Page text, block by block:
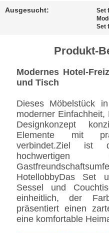
Ausgesucht: Set
Set
Produkt-
Modernes Hotel-
und Tisch
Dieses Möbelstück
moderner
Designkonzept
Elemente mit
verbindet.Ziel ist
HotellobbyDas Set
Sessel und
einheitlich, der
präsentiert einen
eine komfortable